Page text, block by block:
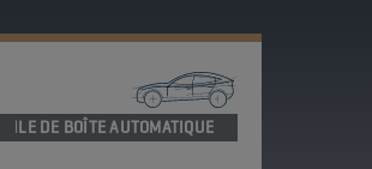
HUILE DE BOÎTE AUTOMATIQUE